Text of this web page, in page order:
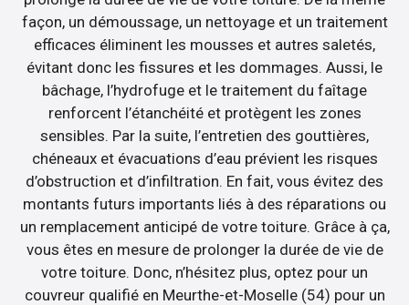
façon, un démoussage, un nettoyage et un traitement
efficaces éliminent les mousses et autres saletés,
évitant donc les fissures et les dommages. Aussi, le
bâchage, l’hydrofuge et le traitement du faîtage
renforcent l’étanchéité et protègent les zones
sensibles. Par la suite, l’entretien des gouttières,
chéneaux et évacuations d’eau prévient les risques
d’obstruction et d’infiltration. En fait, vous évitez des
montants futurs importants liés à des réparations ou
un remplacement anticipé de votre toiture. Grâce à ça,
vous êtes en mesure de prolonger la durée de vie de
votre toiture. Donc, n’hésitez plus, optez pour un
couvreur qualifié en Meurthe-et-Moselle (54) pour un